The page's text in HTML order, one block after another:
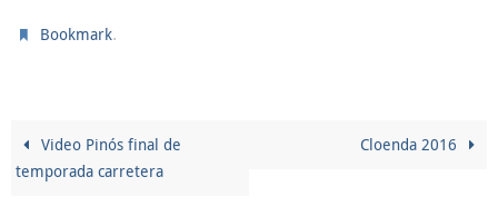
Bookmark.
Video Pinós final de
temporada carretera
Cloenda 2016